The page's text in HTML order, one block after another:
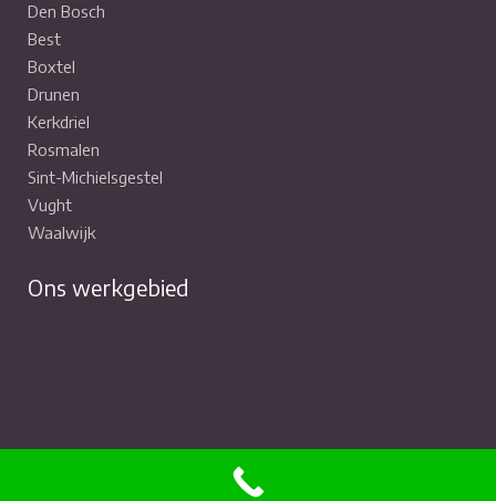
Den Bosch
Best
Boxtel
Drunen
Kerkdriel
Rosmalen
Sint-Michielsgestel
Vught
Waalwijk
Ons werkgebied